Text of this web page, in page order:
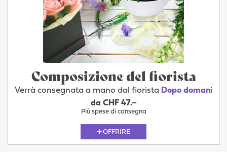
Composizione del fiorista
Verrà consegnata a mano dal fiorista Dopo domani
da CHF 47.–
Più spese di consegna
OFFRIRE